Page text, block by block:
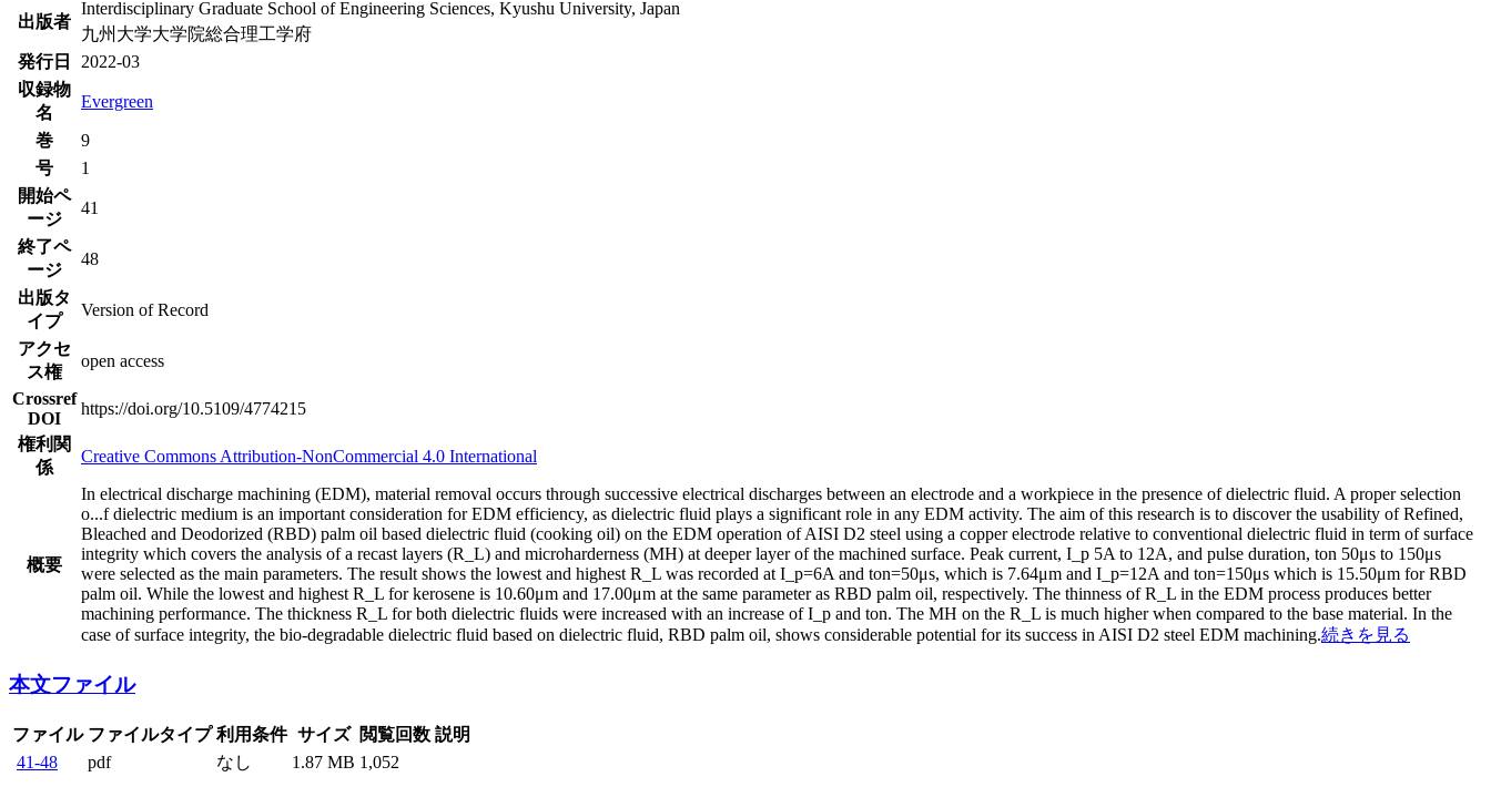
出版者
Interdisciplinary Graduate School of Engineering Sciences, Kyushu University, Japan
九州大学大学院総合理工学府
発行日
2022-03
収録物
名
Evergreen
巻
9
号
1
開始ペ
ージ
41
終了ペ
ージ
48
出版タ
イプ
Version of Record
アクセ
ス権
open access
Crossref
DOI
https://doi.org/10.5109/4774215
権利関
係
Creative Commons Attribution-NonCommercial 4.0 International
概要
In electrical discharge machining (EDM), material removal occurs through successive electrical discharges between an electrode and a workpiece in the presence of dielectric fluid. A proper selection
o...f dielectric medium is an important consideration for EDM efficiency, as dielectric fluid plays a significant role in any EDM activity. The aim of this research is to discover the usability of Refined,
Bleached and Deodorized (RBD) palm oil based dielectric fluid (cooking oil) on the EDM operation of AISI D2 steel using a copper electrode relative to conventional dielectric fluid in term of surface
integrity which covers the analysis of a recast layers (R_L) and microharderness (MH) at deeper layer of the machined surface. Peak current, I_p 5A to 12A, and pulse duration, ton 50μs to 150μs
were selected as the main parameters. The result shows the lowest and highest R_L was recorded at I_p=6A and ton=50μs, which is 7.64μm and I_p=12A and ton=150μs which is 15.50μm for RBD
palm oil. While the lowest and highest R_L for kerosene is 10.60μm and 17.00μm at the same parameter as RBD palm oil, respectively. The thinness of R_L in the EDM process produces better
machining performance. The thickness R_L for both dielectric fluids were increased with an increase of I_p and ton. The MH on the R_L is much higher when compared to the base material. In the
case of surface integrity, the bio-degradable dielectric fluid based on dielectric fluid, RBD palm oil, shows considerable potential for its success in AISI D2 steel EDM machining.続きを見る
本文ファイル
ファイル ファイルタイプ 利用条件 サイズ 閲覧回数 説明
41-48
pdf なし 1.87 MB 1,052